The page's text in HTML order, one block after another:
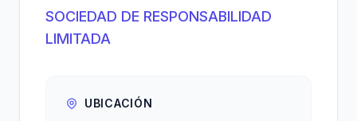
SOCIEDAD DE RESPONSABILIDAD
LIMITADA
UBICACIÓN